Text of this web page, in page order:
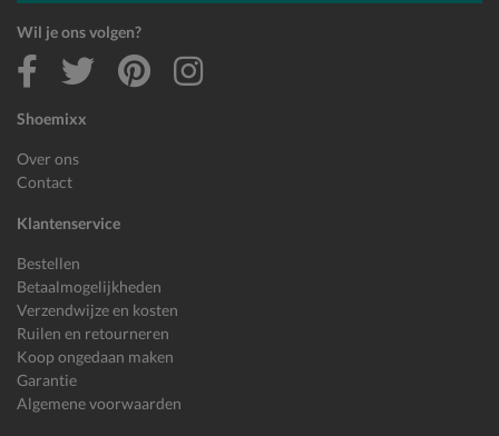
Shoemixx
Over ons
Contact
Klantenservice
Bestellen
Betaalmogelijkheden
Verzendwijze en kosten
Ruilen en retourneren
Koop ongedaan maken
Garantie
Algemene voorwaarden
Wil je ons volgen?